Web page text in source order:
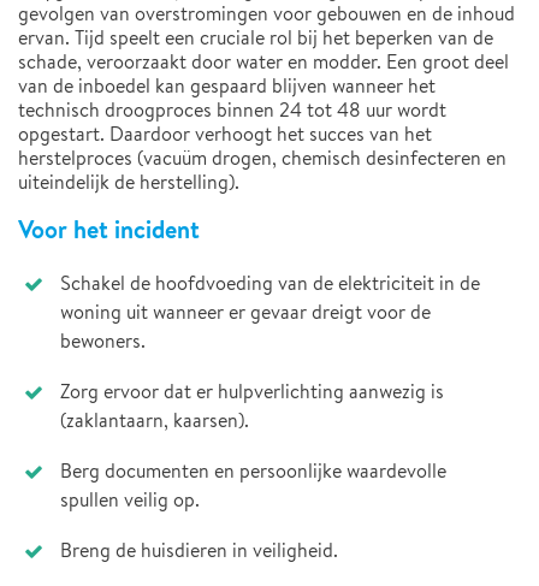
gevolgen van overstromingen voor gebouwen en de inhoud
ervan. Tijd speelt een cruciale rol bij het beperken van de
schade, veroorzaakt door water en modder. Een groot deel
van de inboedel kan gespaard blijven wanneer het
technisch droogproces binnen 24 tot 48 uur wordt
opgestart. Daardoor verhoogt het succes van het
herstelproces (vacuüm drogen, chemisch desinfecteren en
uiteindelijk de herstelling).
Voor het incident
Schakel de hoofdvoeding van de elektriciteit in de
woning uit wanneer er gevaar dreigt voor de
bewoners.
Zorg ervoor dat er hulpverlichting aanwezig is
(zaklantaarn, kaarsen).
Berg documenten en persoonlijke waardevolle
spullen veilig op.
Breng de huisdieren in veiligheid.